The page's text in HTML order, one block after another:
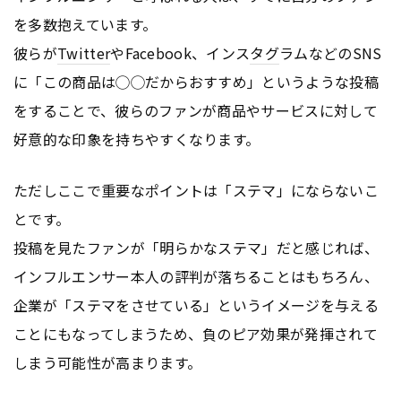
を多数抱えています。
彼らがTwitterやFacebook、インスタグラムなどのSNS
に「この商品は◯◯だからおすすめ」というような投稿
をすることで、彼らのファンが商品やサービスに対して
好意的な印象を持ちやすくなります。
ただしここで重要なポイントは「ステマ」にならないこ
とです。
投稿を見たファンが「明らかなステマ」だと感じれば、
インフルエンサー本人の評判が落ちることはもちろん、
企業が「ステマをさせている」というイメージを与える
ことにもなってしまうため、負のピア効果が発揮されて
しまう可能性が高まります。